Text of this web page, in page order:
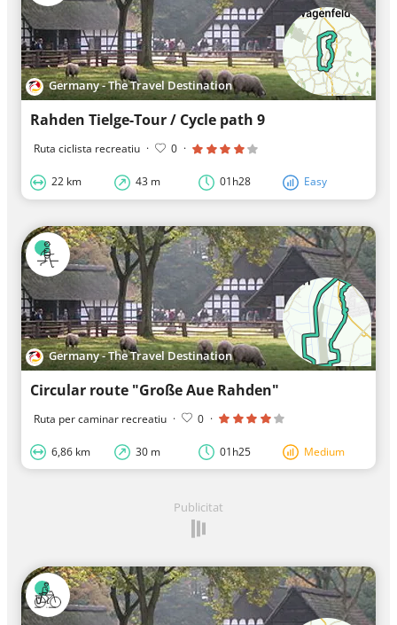
Germany - The Travel Destination
Rahden Tielge-Tour / Cycle path 9
Ruta ciclista recreatiu · 0 ·
22 km 43 m 01h28 Easy
Germany - The Travel Destination
Circular route "Große Aue Rahden"
Ruta per caminar recreatiu · 0 ·
6,86 km 30 m 01h25 Medium
Publicitat